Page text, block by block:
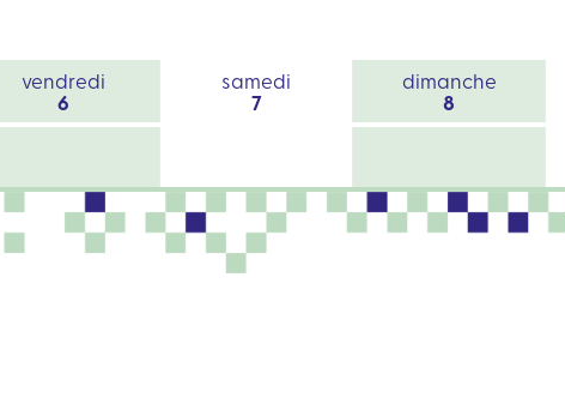
vendredi
6
samedi
7
dimanche
8